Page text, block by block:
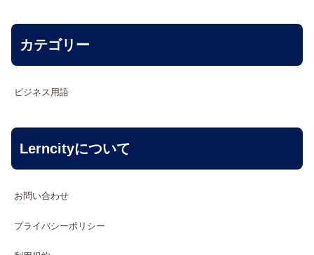
カテゴリー
ビジネス用語
Lerncityについて
お問い合わせ
プライバシーポリシー